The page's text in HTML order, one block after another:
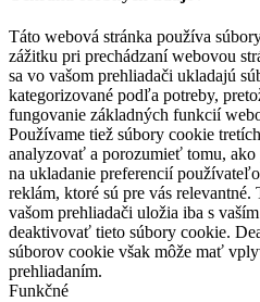
Táto webová stránka používa
zážitku pri prechádzaní webovou
sa vo vašom prehliadači ukladajú
kategorizované podľa potreby,
fungovanie základných funkcií
Používame tiež súbory cookie
analyzovať a porozumieť tomu,
na ukladanie preferencií
reklám, ktoré sú pre vás
vašom prehliadači uložia iba s
deaktivovať tieto súbory cookie.
súborov cookie však môže mať
prehliadaním.
Funkčné